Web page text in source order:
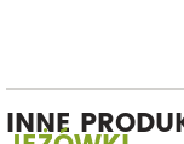
INNE